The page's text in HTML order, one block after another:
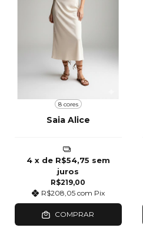
8 cores
Saia Alice
R$219,00
R$208,05 com Pix
4 x de R$54,75 sem
juros
COMPRAR